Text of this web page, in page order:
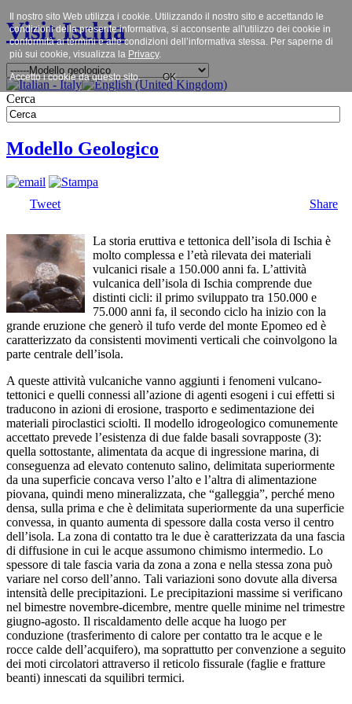
Visit Ischia
Cerca
Modello Geologico
Tweet Share
La storia eruttiva e tettonica dell’isola di Ischia è
molto complessa e l’età rilevata dei materiali
vulcanici risale a 150.000 anni fa. L’attività
vulcanica dell’isola di Ischia comprende due
distinti cicli: il primo sviluppato tra 150.000 e
75.000 anni fa, il secondo ciclo ha inizio con la
grande eruzione che generò il tufo verde del monte Epomeo ed è
caratterizzato da consistenti movimenti verticali che coinvolgono la
parte centrale dell’isola.
A queste attività vulcaniche vanno aggiunti i fenomeni vulcano-
tettonici e quelli connessi all’azione di agenti esogeni i cui effetti si
traducono in azioni di erosione, trasporto e sedimentazione dei
materiali piroclastici sciolti. Il modello idrogeologico comunemente
accettato prevede l’esistenza di due falde basali sovrapposte (3):
quella sottostante, alimentata da acque di ingressione marina, di
conseguenza ad elevato contenuto salino, delimitata superiormente
da una superficie concava verso l’alto e l’altra di alimentazione
piovana, quindi meno mineralizzata, che “galleggia”, perché meno
densa, sulla prima e che è delimitata superiormente da una superficie
convessa, in quanto aumenta di spessore dalla costa verso il centro
dell’isola. La zona di contatto tra le due è caratterizzata da una fascia
di diffusione in cui le acque assumono chimismo intermedio. Lo
spessore di tale fascia varia da zona a zona e nella stessa zona può
variare nel corso dell’anno. Tali variazioni sono dovute alla diversa
intensità delle precipitazioni. Le precipitazioni massime si verificano
nel bimestre novembre-dicembre, mentre quelle minime nel trimestre
giugno-agosto. Il riscaldamento delle acque ha luogo per
conduzione (trasferimento di calore per contatto tra le acque e le
rocce calde dell’acquifero), ma soprattutto per convenzione a seguito
dei moti circolatori attraverso il reticolo fissurale (faglie e fratture
beanti) innescati da squilibri termici.
Il nostro sito Web utilizza i cookie. Utilizzando il nostro sito e accettando le
condizioni della presente informativa, si acconsente all'utilizzo dei cookie in
conformità ai termini e alle condizioni dell’informativa stessa. Per saperne di
più sui cookie, visualizza la Privacy.
Accetto i cookie da questo sito. OK